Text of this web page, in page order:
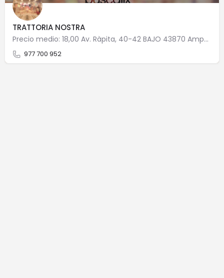
TRATTORIA NOSTRA
Precio medio: 18,00 Av. Ràpita, 40-42 BAJO 43870 Amposta
977 700 952